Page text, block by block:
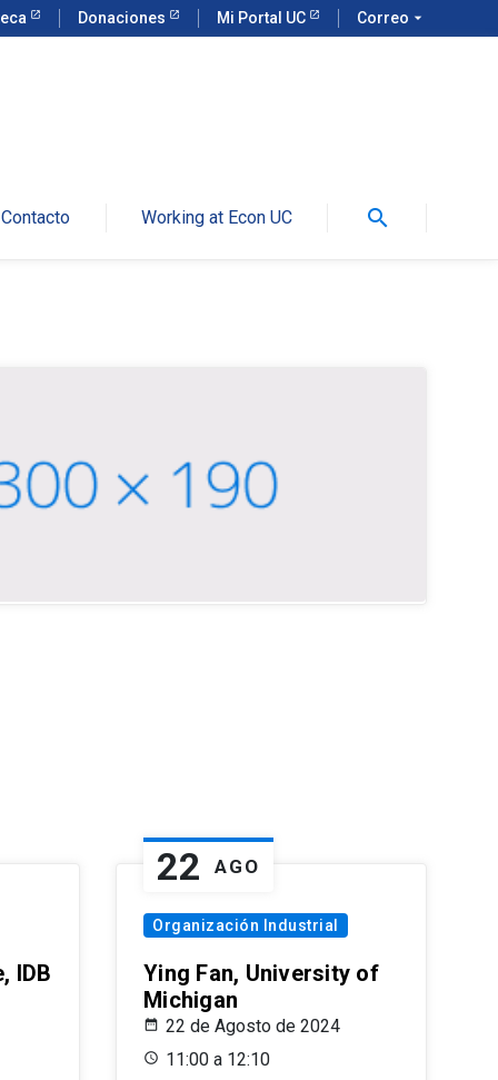
Donaciones Mi Portal UC Correo arrow_drop_down
Contacto Working at Econ UC search
IDB
22 AGO
Organización Industrial
Ying Fan, University of
Michigan
22 de Agosto de 2024
11:00 a 12:10